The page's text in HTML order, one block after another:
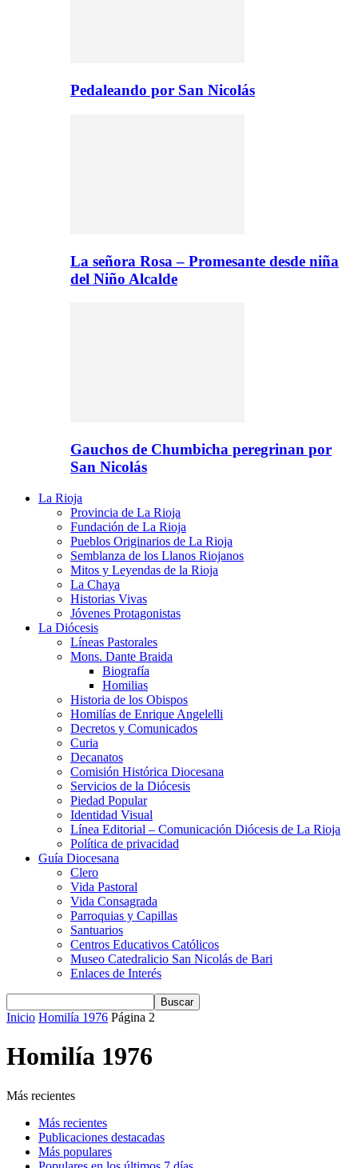
Pedaleando por San Nicolás
La señora Rosa – Promesante desde niña
del Niño Alcalde
Gauchos de Chumbicha peregrinan por
San Nicolás
La Rioja
Provincia de La Rioja
Fundación de La Rioja
Pueblos Originarios de La Rioja
Semblanza de los Llanos Riojanos
Mitos y Leyendas de la Rioja
La Chaya
Historias Vivas
Jóvenes Protagonistas
La Diócesis
Líneas Pastorales
Mons. Dante Braida
Biografía
Homilias
Historia de los Obispos
Homilías de Enrique Angelelli
Decretos y Comunicados
Curia
Decanatos
Comisión Histórica Diocesana
Servicios de la Diócesis
Piedad Popular
Identidad Visual
Línea Editorial – Comunicación Diócesis de La Rioja
Política de privacidad
Guía Diocesana
Clero
Vida Pastoral
Vida Consagrada
Parroquias y Capillas
Santuarios
Centros Educativos Católicos
Museo Catedralicio San Nicolás de Bari
Enlaces de Interés
Inicio Homilía 1976 Página 2
Homilía 1976
Más recientes
Más recientes
Publicaciones destacadas
Más populares